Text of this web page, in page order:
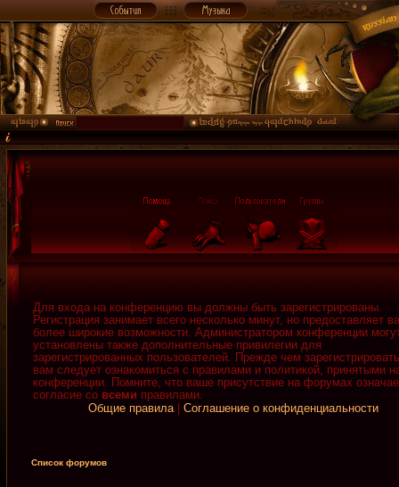
Для входа на конференцию вы должны быть зарегистрированы.
Регистрация занимает всего несколько минут, но предоставляет
более широкие возможности. Администратором конференции
установлены также дополнительные привилегии для
зарегистрированных пользователей. Прежде чем
вам следует ознакомиться с правилами и политикой, принятыми
конференции. Помните, что ваше присутствие на форумах
согласие со всеми правилами.
Общие правила| Соглашение о конфиденциальности
Список форумов